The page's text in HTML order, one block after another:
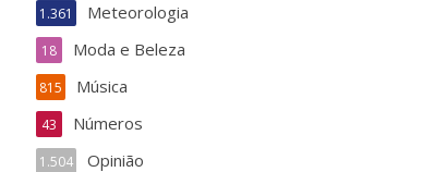
Meteorologia
1.361
Moda e Beleza
18
Música
815
Números
43
Opinião
1.504